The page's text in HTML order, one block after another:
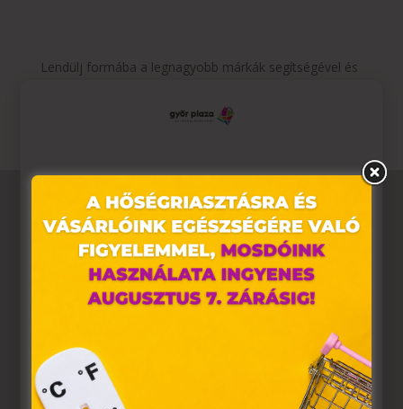
Lendülj formába a legnagyobb márkák segítségével és
Ez az oldal sütiket használ
Weboldalunkon „cookie"-kat (továbbiakban „süti")
alkalmazunk. Ezek olyan fájlok, melyek információt
tárolnak webes böngészőjében. Ehhez az Ön
hozzájárulása szükséges.
A „sütiket" az elektronikus hírközlésről szóló 2003. évi C.
törvény, az elektronikus kereskedelmi szolgáltatások, az
információs társadalommal összefüggő szolgáltatások
egyes kérdéseiről szóló 2001. évi CVIII. törvény, valamint
az Európai Unió előírásainak megfelelően használjuk.
Azon weblapoknak, melyek az Európai Unió országain